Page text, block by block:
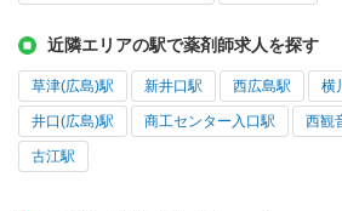
近隣エリアの駅で薬剤師求人を探す
草津(広島)駅 新井口駅 西広島駅 横
井口(広島)駅 商工センター入口駅 西観
古江駅